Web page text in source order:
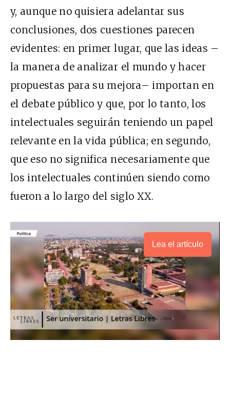
y, aunque no quisiera adelantar sus
conclusiones, dos cuestiones parecen
evidentes: en primer lugar, que las ideas –
la manera de analizar el mundo y hacer
propuestas para su mejora– importan en
el debate público y que, por lo tanto, los
intelectuales seguirán teniendo un papel
relevante en la vida pública; en segundo,
que eso no significa necesariamente que
los intelectuales continúen siendo como
fueron a lo largo del siglo XX.
Lea el artículo